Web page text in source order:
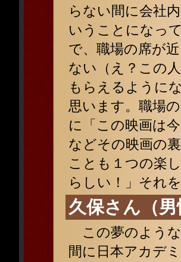
らない間に会社
いうことになっ
で、職場の席が
ない（え？この
もらえるように
思います。職場
に「この映画は
などその映画の
ことも１つの楽
らしい！」それ
久保さん（
この夢のような
間に日本アカデ